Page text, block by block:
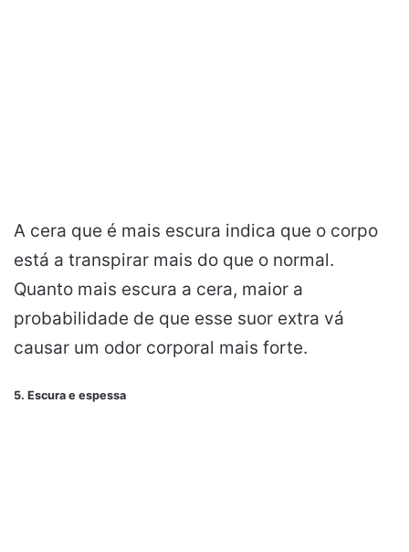
A cera que é mais escura indica que o corpo
está a transpirar mais do que o normal.
Quanto mais escura a cera, maior a
probabilidade de que esse suor extra vá
causar um odor corporal mais forte.
5. Escura e espessa